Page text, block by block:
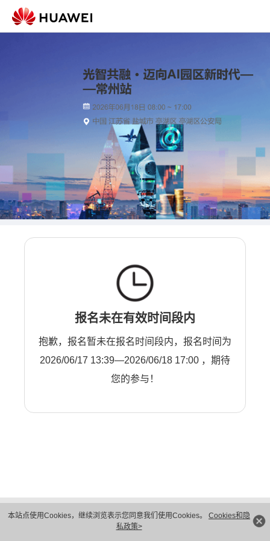
本站点使用Cookies，继续浏览表示您同意我们使用Cookies。 Cookies和隐
私政策>
报名未在有效时间段内
抱歉，报名暂未在报名时间段内，报名时间为
2026/06/17 13:39—2026/06/18 17:00 ，期待
您的参与！
隐私保护
法律声明